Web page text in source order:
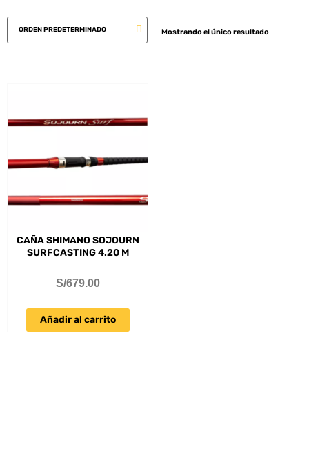
Mostrando el único resultado
CAÑA SHIMANO SOJOURN
SURFCASTING 4.20 M
S/679.00
Añadir al carrito